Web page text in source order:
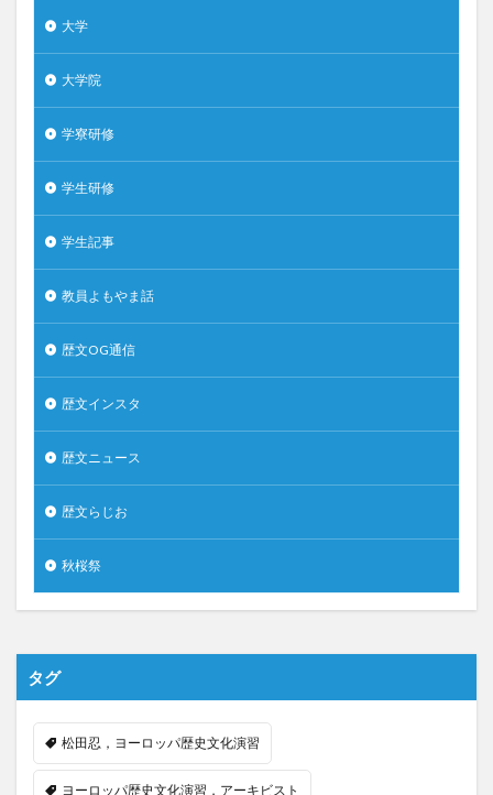
大学
大学院
学寮研修
学生研修
学生記事
教員よもやま話
歴文OG通信
歴文インスタ
歴文ニュース
歴文らじお
秋桜祭
タグ
松田忍，ヨーロッパ歴史文化演習
ヨーロッパ歴史文化演習，アーキビスト